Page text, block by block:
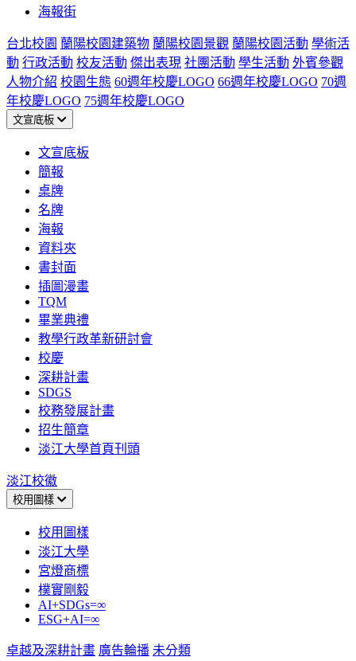
海報街
台北校園 蘭陽校園建築物 蘭陽校園景觀 蘭陽校園活動 學術活
動 行政活動 校友活動 傑出表現 社團活動 學生活動 外賓參觀
人物介紹 校園生態 60週年校慶LOGO 66週年校慶LOGO 70週
年校慶LOGO 75週年校慶LOGO
文宣底板
文宣底板
簡報
桌牌
名牌
海報
資料夾
書封面
插圖漫畫
TQM
畢業典禮
教學行政革新研討會
校慶
深耕計畫
SDGS
校務發展計畫
招生簡章
淡江大學首頁刊頭
淡江校徽
校用圖樣
校用圖樣
淡江大學
宮燈商標
樸實剛毅
AI+SDGs=∞
ESG+AI=∞
卓越及深耕計畫 廣告輪播 未分類